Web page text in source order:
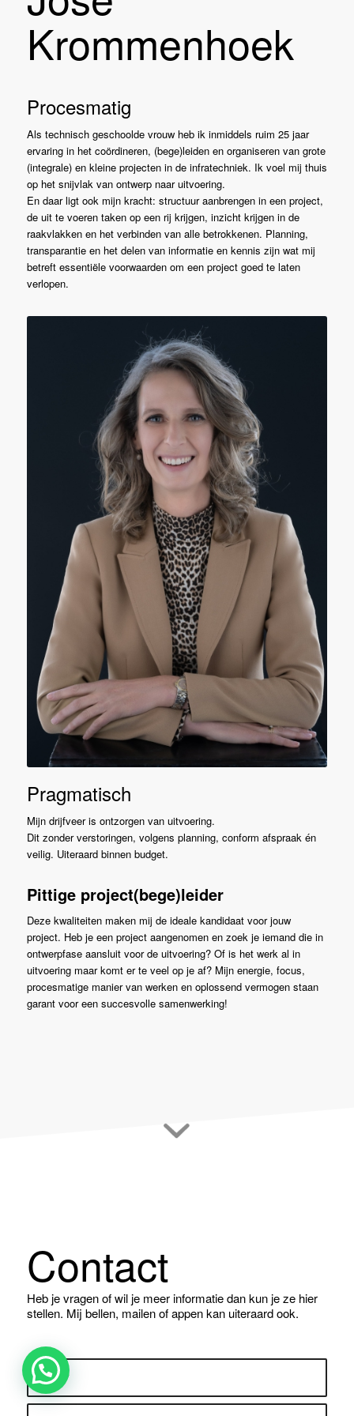
Krommenhoek
Procesmatig
Als technisch geschoolde vrouw heb ik inmiddels ruim 25 jaar
ervaring in het coördineren, (bege)leiden en organiseren van grote
(integrale) en kleine projecten in de infratechniek. Ik voel mij thuis
op het snijvlak van ontwerp naar uitvoering.
En daar ligt ook mijn kracht: structuur aanbrengen in een project,
de uit te voeren taken op een rij krijgen, inzicht krijgen in de
raakvlakken en het verbinden van alle betrokkenen. Planning,
transparantie en het delen van informatie en kennis zijn wat mij
betreft essentiële voorwaarden om een project goed te laten
verlopen.
Denken in mogelijkheden
Pragmatisch
Mijn drijfveer is ontzorgen van uitvoering.
Dit zonder verstoringen, volgens planning, conform afspraak én
veilig. Uiteraard binnen budget.
Pittige project(bege)leider
Deze kwaliteiten maken mij de ideale kandidaat voor jouw
project. Heb je een project aangenomen en zoek je iemand die in
ontwerpfase aansluit voor de uitvoering? Of is het werk al in
uitvoering maar komt er te veel op je af? Mijn energie, focus,
procesmatige manier van werken en oplossend vermogen staan
garant voor een succesvolle samenwerking!
Contact
Heb je vragen of wil je meer informatie dan kun je ze hier
stellen. Mij bellen, mailen of appen kan uiteraard ook.